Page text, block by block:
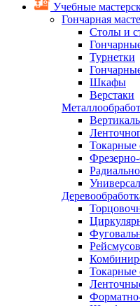
Учебные
Гончарная
Столы и
Турнетки
Шкафы
Верстаки
Токарные
Токарные